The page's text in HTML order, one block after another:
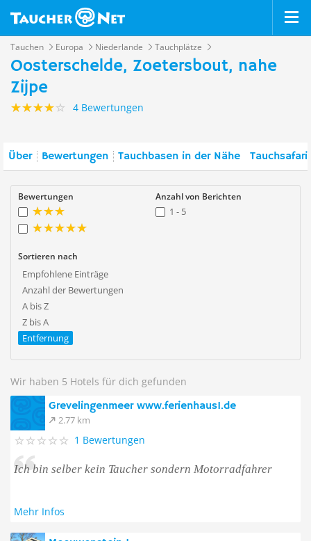
Tauchen Europa Niederlande Tauchplätze
Oosterschelde, Zoetersbout, nahe
Zijpe
4 Bewertungen
Über Bewertungen Tauchbasen in der Nähe
Bewertungen Anzahl von Berichten
1 - 5
Sortieren nach
Empfohlene Einträge
Anzahl der Bewertungen
A bis Z
Z bis A
Entfernung
Wir haben 5 Hotels für dich gefunden
Grevelingenmeer www.ferienhaus1.de
2.77 km
1 Bewertungen
Ich bin selber kein Taucher sondern Motorradfahrer
Mehr Infos